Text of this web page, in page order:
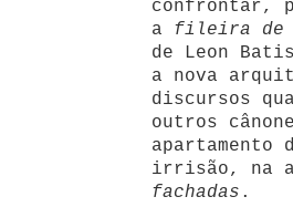
confrontar,
a fileira de
de Leon
a nova
discursos
outros
irrisão, na
fachadas .